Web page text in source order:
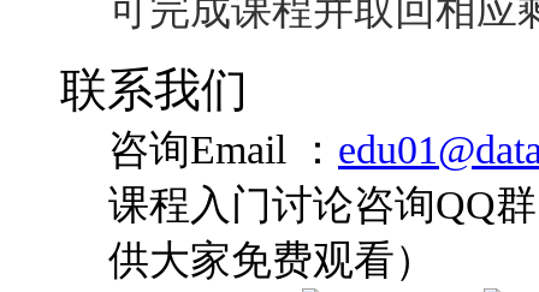
3、 老师辅导：通过论
一对一互动。
4、 完成课程：最后一
可完成课程并取回相应